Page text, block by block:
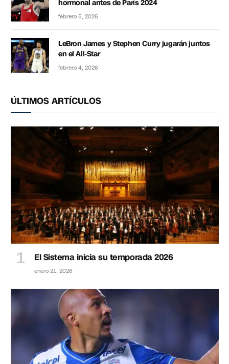
hormonal antes de París 2024
febrero 5, 2026
LeBron James y Stephen Curry jugarán juntos
en el All-Star
febrero 4, 2026
ÚLTIMOS ARTÍCULOS
El Sistema inicia su temporada 2026
enero 21, 2026